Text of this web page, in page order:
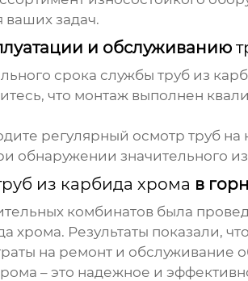
задач.
и обслуживанию
срока службы труб из
что монтаж выполнен
регулярный осмотр труб
обнаружении значительного
из карбида хрома в
комбинатов была
хрома. Результаты показали,
на ремонт и обслуживание
– это надежное и